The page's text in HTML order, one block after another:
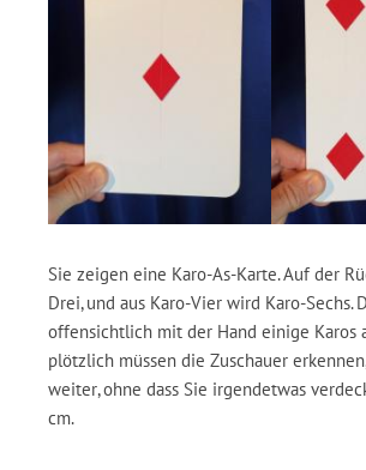
Sie zeigen eine Karo-As-Karte. Auf der
Drei, und aus Karo-Vier wird Karo-
offensichtlich mit der Hand einige Karos
plötzlich müssen die Zuschauer
weiter, ohne dass Sie irgendetwas
cm.